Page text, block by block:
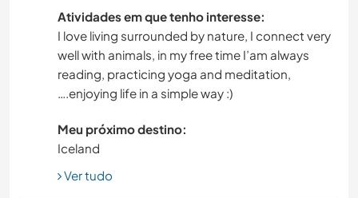
Atividades em que tenho interesse:
I love living surrounded by nature, I connect very
well with animals, in my free time I’am always
reading, practicing yoga and meditation,
….enjoying life in a simple way :)
Meu próximo destino:
Iceland
Ver tudo